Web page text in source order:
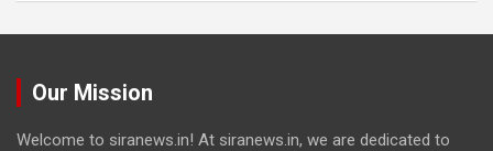
Our Mission
Welcome to siranews.in! At siranews.in, we are dedicated to